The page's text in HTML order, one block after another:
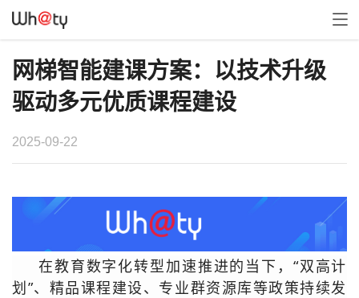
网梯智能建课方案：以技术升级
驱动多元优质课程建设
2025-09-22
在教育数字化转型加速推进的当下，“双高计
划”、精品课程建设、专业群资源库等政策持续发